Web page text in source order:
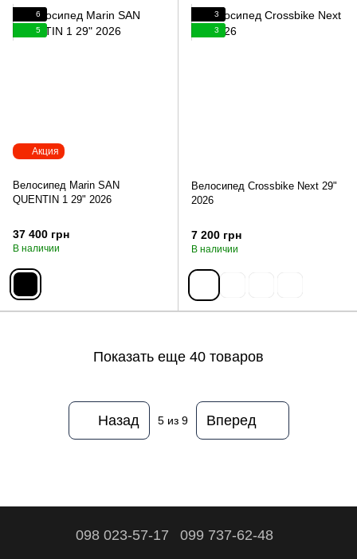
Акция
6
5
Велосипед Marin SAN
QUENTIN 1 29" 2026
37 400 грн
В наличии
3
3
Велосипед Crossbike Next 29"
2026
7 200 грн
В наличии
Показать еще 40 товаров
Назад 5из 9 Вперед
098 023-57-17 099 737-62-48